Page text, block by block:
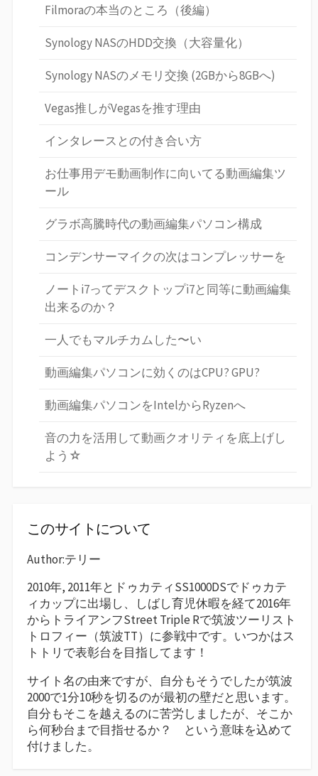
Filmoraの本当のところ（後編）
Synology NASのHDD交換（大容量化）
Synology NASのメモリ交換 (2GBから8GBへ)
Vegas推しがVegasを推す理由
インタレースとの付き合い方
お仕事用デモ動画制作に向いてる動画編集ツ
ール
グラボ高騰時代の動画編集パソコン構成
コンデンサーマイクの次はコンプレッサーを
ノートi7ってデスクトップi7と同等に動画編集
出来るのか？
一人でもマルチカムした〜い
動画編集パソコンに効くのはCPU? GPU?
動画編集パソコンをIntelからRyzenへ
音の力を活用して動画クオリティを底上げし
よう☆
このサイトについて
Author:テリー
2010年, 2011年とドゥカティSS1000DSでドゥカテ
ィカップに出場し、しばし育児休暇を経て2016年
からトライアンフStreet Triple Rで筑波ツーリスト
トロフィー（筑波TT）に参戦中です。いつかはス
トトリで表彰台を目指してます！
サイト名の由来ですが、自分もそうでしたが筑波
2000で1分10秒を切るのが最初の壁だと思います。
自分もそこを越えるのに苦労しましたが、そこか
ら何秒台まで目指せるか？ という意味を込めて
付けました。